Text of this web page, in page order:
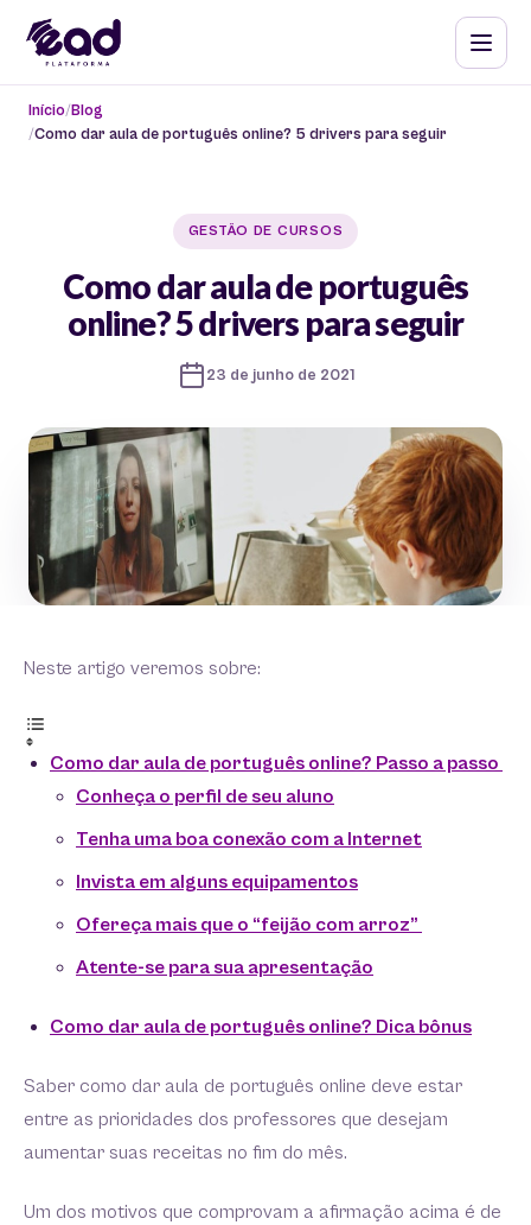
Início Blog
Como dar aula de português online? 5 drivers para seguir
GESTÃO DE CURSOS
Como dar aula de português
online? 5 drivers para seguir
23 de junho de 2021
Neste artigo veremos sobre:
Como dar aula de português online? Passo a passo
Conheça o perfil de seu aluno
Tenha uma boa conexão com a Internet
Invista em alguns equipamentos
Ofereça mais que o “feijão com arroz”
Atente-se para sua apresentação
Como dar aula de português online? Dica bônus
Saber como dar aula de português online deve estar
entre as prioridades dos professores que desejam
aumentar suas receitas no fim do mês.
Um dos motivos que comprovam a afirmação acima é de